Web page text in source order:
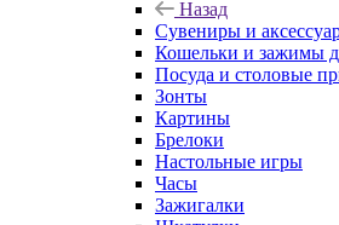
Назад
Сувениры и
Кошельки и зажимы
Посуда и столовые
Зонты
Картины
Брелоки
Настольные игры
Часы
Зажигалки